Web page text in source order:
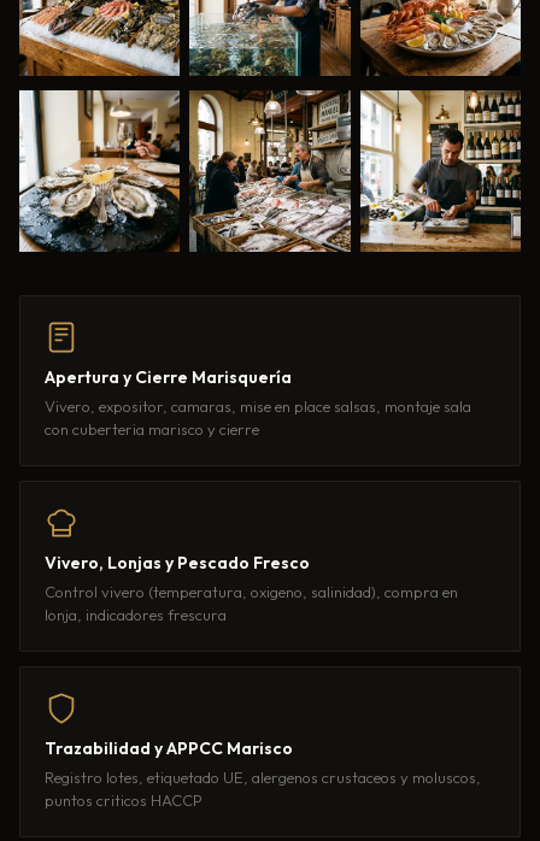
Apertura y Cierre Marisquería
Vivero, expositor, camaras, mise en place salsas, montaje sala
con cuberteria marisco y cierre
Vivero, Lonjas y Pescado Fresco
Control vivero (temperatura, oxigeno, salinidad), compra en
lonja, indicadores frescura
Trazabilidad y APPCC Marisco
Registro lotes, etiquetado UE, alergenos crustaceos y moluscos,
puntos criticos HACCP